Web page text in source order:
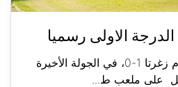
الاولى رسميا
فوز طرابلس على السلام زغرتا 1-0، في الجولة الأخيرة
على ملعب ط...